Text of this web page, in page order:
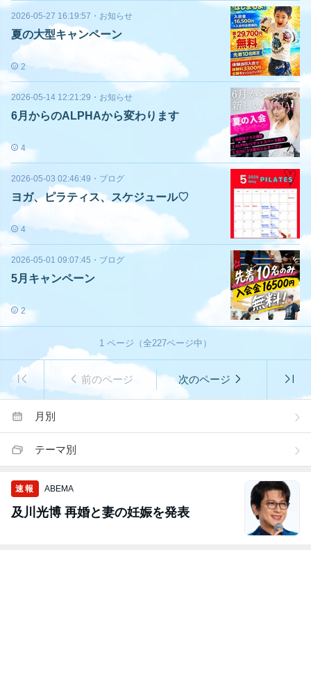
2026-05-27 16:19:57 ・ お知らせ
夏の大型キャンペーン
2
2026-05-14 12:21:29 ・ お知らせ
6月からのALPHAから変わります
4
2026-05-03 02:46:49 ・ ブログ
ヨガ、ピラティス、スケジュール♡
4
2026-05-01 09:07:45 ・ ブログ
5月キャンペーン
2
1 ページ（全227ページ中）
前のページ 次のページ
月別
テーマ別
速報 ABEMA
及川光博 再婚と妻の妊娠を発表